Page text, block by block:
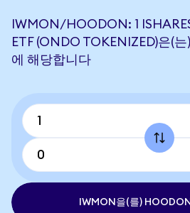
IWMON/HOODON: 1
ETF (ONDO TOKENIZED)은(
에 해당합니다
IWMON을(를)